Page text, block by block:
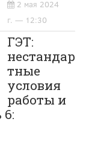
2 мая 2024
г. — 12:30
ГЭТ:
нестандар
тные
условия
работы и